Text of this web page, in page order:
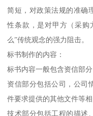
简短，对政策法规的准确
性条款，是对甲方（采购
么”传统观念的强力阻击。
标书制作的内容：
标书内容一般包含资信部分
资信部分包括公司，公司
件要求提供的其他文件等
技术部分包括工程的描述